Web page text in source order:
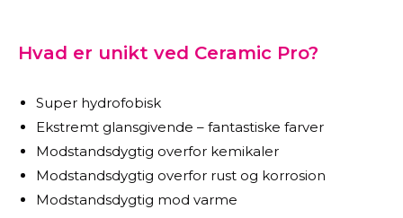
Hvad er unikt ved Ceramic Pro?
Super hydrofobisk
Ekstremt glansgivende – fantastiske farver
Modstandsdygtig overfor kemikaler
Modstandsdygtig overfor rust og korrosion
Modstandsdygtig mod varme